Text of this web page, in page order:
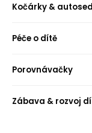
Kočárky &
Péče o dítě
Porovnávačky
Zábava & rozvoj